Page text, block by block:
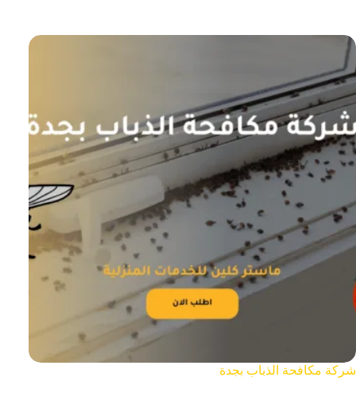
شركة مكافحة الذباب بجدة